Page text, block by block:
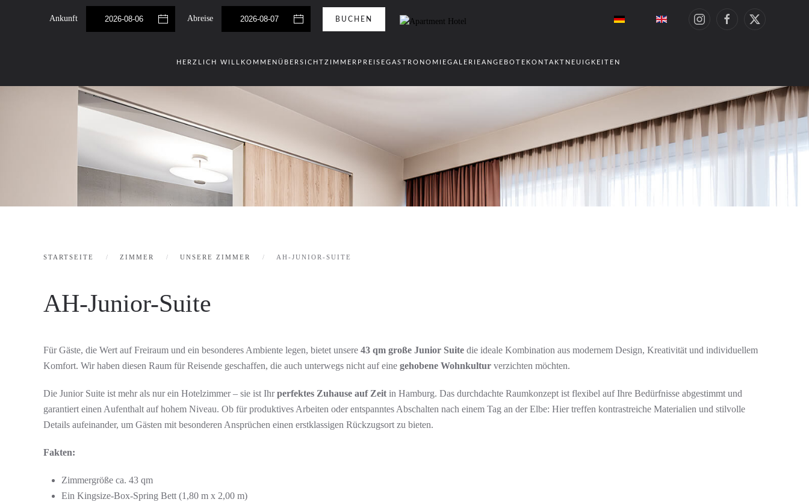
Ankunft Abreise
HERZLICH WILLKOMMEN ÜBERSICHTZIMMER PREISEGASTRONOMIEGALERIEANGEBOTE KONTAKT NEUIGKEITEN
STARTSEITE ZIMMER UNSERE ZIMMER AH-JUNIOR-SUITE
AH-Junior-Suite
Für Gäste, die Wert auf Freiraum und ein besonderes Ambiente legen, bietet unsere 43 qm große Junior Suite die ideale Kombination aus modernem Design, Kreativität und individuellem
Komfort. Wir haben diesen Raum für Reisende geschaffen, die auch unterwegs nicht auf eine gehobene Wohnkultur verzichten möchten.
Die Junior Suite ist mehr als nur ein Hotelzimmer – sie ist Ihrperfektes Zuhause auf Zeit in Hamburg. Das durchdachte Raumkonzept ist flexibel auf Ihre Bedürfnisse abgestimmt und
garantiert einen Aufenthalt auf hohem Niveau. Ob für produktives Arbeiten oder entspanntes Abschalten nach einem Tag an der Elbe: Hier treffen kontrastreiche Materialien und stilvolle
Details aufeinander, um Gästen mit besonderen Ansprüchen einen erstklassigen Rückzugsort zu bieten.
Fakten:
Zimmergröße ca. 43 qm
Ein Kingsize-Box-Spring Bett (1,80 m x 2,00 m)